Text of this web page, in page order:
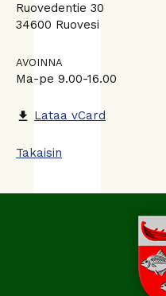
Ruovedentie 30
34600 Ruovesi
AVOINNA
Ma-pe 9.00-16.00
file_download Lataa vCard
Takaisin